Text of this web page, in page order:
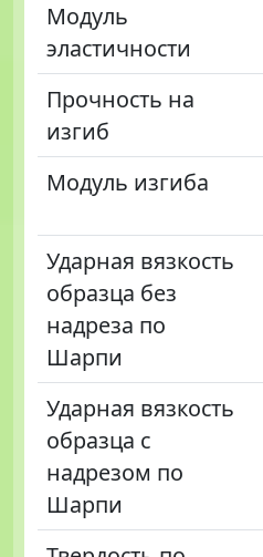
Модуль
эластичности
Прочность на
изгиб
Модуль изгиба
Ударная вязкость
образца без
надреза по
Шарпи
Ударная вязкость
образца с
надрезом по
Шарпи